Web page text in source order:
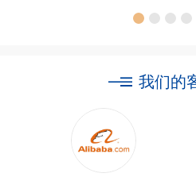
我们的